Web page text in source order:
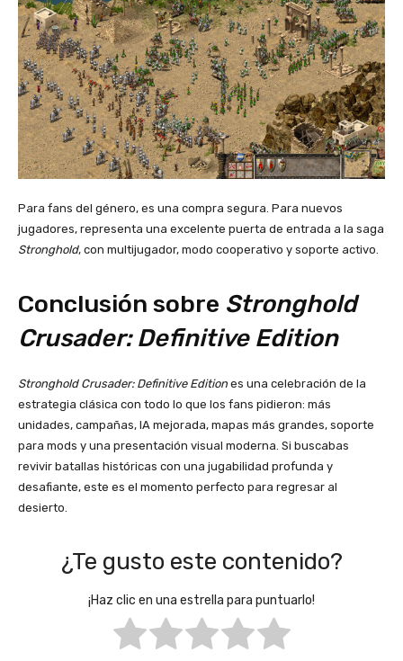
Para fans del género, es una compra segura. Para nuevos
jugadores, representa una excelente puerta de entrada a la saga
Stronghold, con multijugador, modo cooperativo y soporte activo.
Conclusión sobre Stronghold
Crusader: Definitive Edition
Stronghold Crusader: Definitive Edition es una celebración de la
estrategia clásica con todo lo que los fans pidieron: más
unidades, campañas, IA mejorada, mapas más grandes, soporte
para mods y una presentación visual moderna. Si buscabas
revivir batallas históricas con una jugabilidad profunda y
desafiante, este es el momento perfecto para regresar al
desierto.
¿Te gusto este contenido?
¡Haz clic en una estrella para puntuarlo!